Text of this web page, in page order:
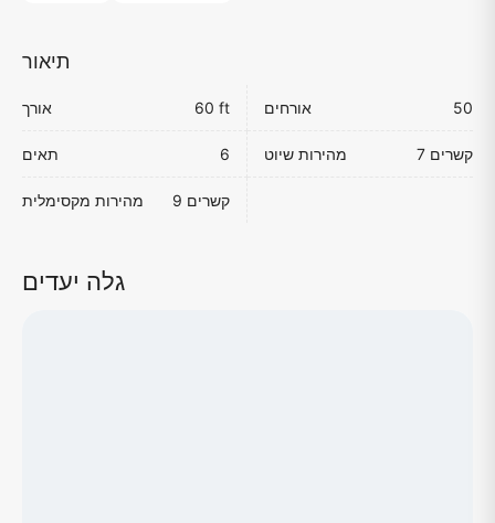
תיאור
אורך 60 ft אורחים 50
תאים 6 מהירות שיוט 7 קשרים
מהירות מקסימלית 9 קשרים
גלה יעדים